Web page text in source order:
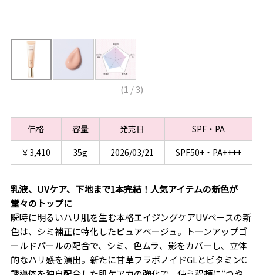
(1 /3)
価格 容量 発売日
SPF・PA
￥3,410
35g 2026/03/21 SPF50+・PA++++
乳液、UVケア、下地まで1本完結！人気アイテムの新色が
堂々のトップに
瞬時に明るいハリ肌を生む本格エイジングケアUVベースの新
色は、シミ補正に特化したピュアベージュ。トーンアップゴ
ールドパールの配合で、シミ、色ムラ、影をカバーし、立体
的なハリ感を演出。新たに甘草フラボノイドGLとビタミンC